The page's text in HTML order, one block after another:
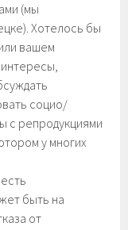
(мы
Хотелось бы
вашем
социо/
с репродукциями
у многих
быть на
от